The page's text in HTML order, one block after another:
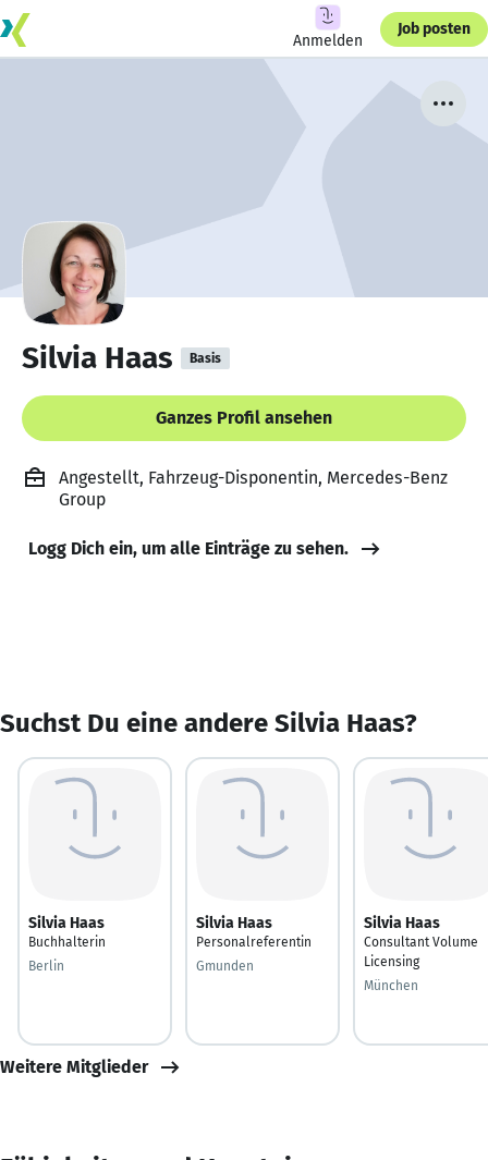
Anmelden
Job posten
Silvia Haas Basis
Ganzes Profil ansehen
Angestellt, Fahrzeug-Disponentin, Mercedes-Benz
Group
Logg Dich ein, um alle Einträge zu sehen.
Suchst Du eine andere Silvia Haas?
Silvia Haas
Buchhalterin
Berlin
Silvia Haas
Personalreferentin
Gmunden
Silvia Haas
Consultant Volume
Licensing
München
Weitere Mitglieder